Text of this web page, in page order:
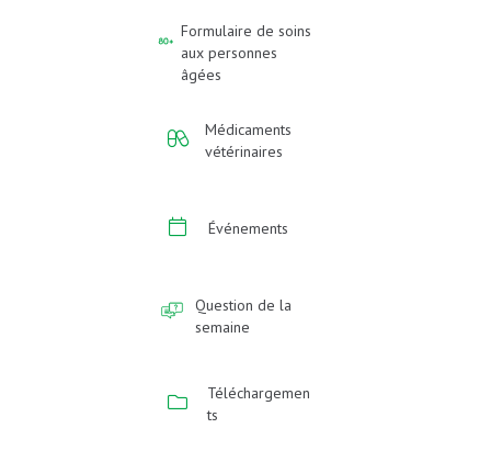
Formulaire de soins
aux personnes
âgées
Médicaments
vétérinaires
Événements
Question de la
semaine
Téléchargemen
ts